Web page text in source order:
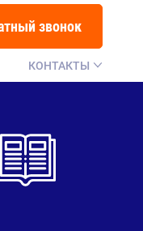
КОНТАКТЫ
звонок